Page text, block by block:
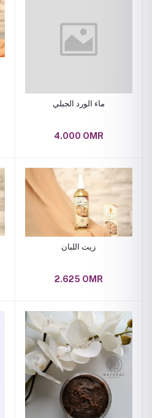
ماء الورد الجبلي
4.000 OMR
زيت اللبان
2.625 OMR